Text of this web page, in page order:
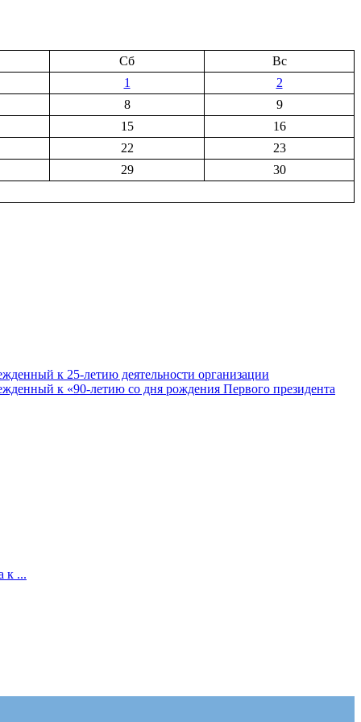
Сб
Вс
1
2
8
9
15
16
22
23
29
30
к 25-летию деятельности организации
к «90-летию со дня рождения Первого президента
к ...